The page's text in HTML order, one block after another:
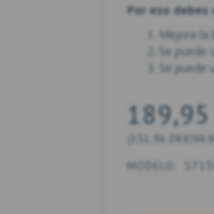
Por eso debes
Mejora la
Se puede
Se
151,96 DKK IVA
MODELO: